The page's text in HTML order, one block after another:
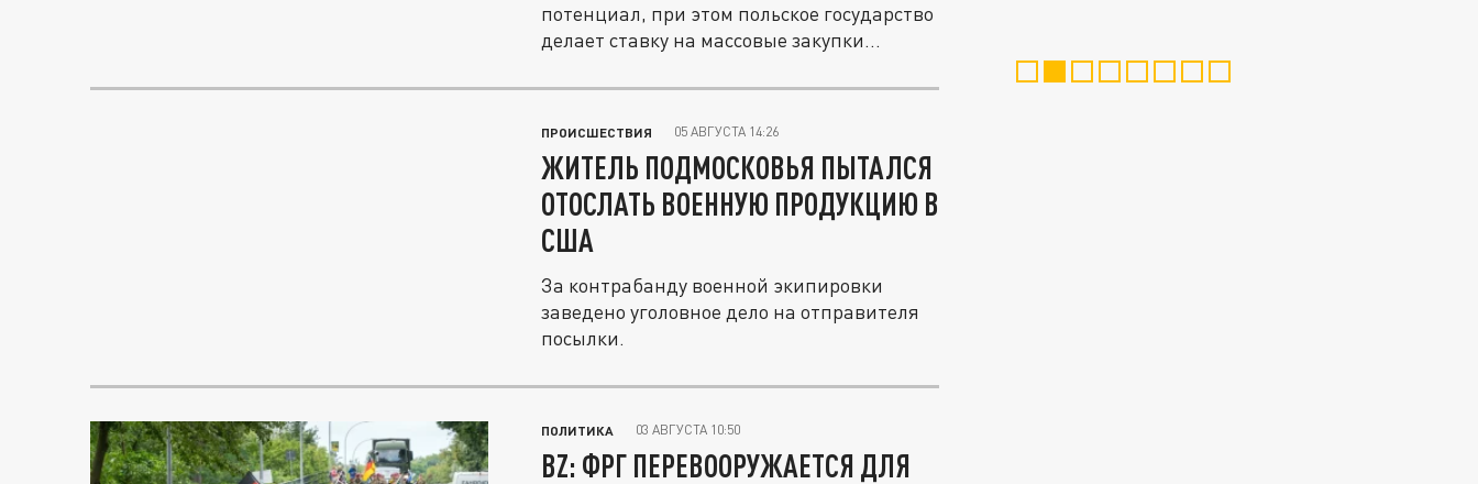
потенциал, при этом польское государство
делает ставку на массовые закупки...
ПРОИСШЕСТВИЯ 05 АВГУСТА 14:26
ЖИТЕЛЬ ПОДМОСКОВЬЯ ПЫТАЛСЯ
ОТОСЛАТЬ ВОЕННУЮ ПРОДУКЦИЮ В
США
За контрабанду военной экипировки
заведено уголовное дело на отправителя
посылки.
ПОЛИТИКА 03 АВГУСТА 10:50
BZ: ФРГ ПЕРЕВООРУЖАЕТСЯ ДЛЯ